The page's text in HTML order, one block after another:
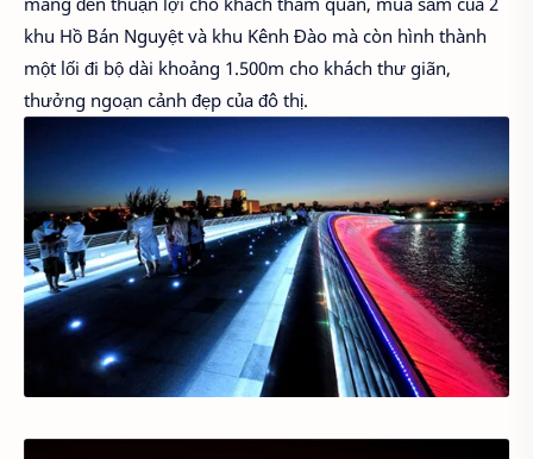
khu Hồ Bán Nguyệt và khu Kênh Đào mà còn hình thành
một lối đi bộ dài khoảng 1.500m cho khách thư giãn,
thưởng ngoạn cảnh đẹp của đô thị.